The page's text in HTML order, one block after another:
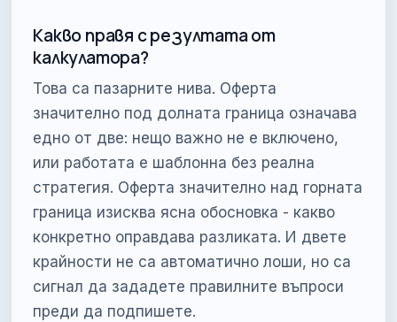
Какво правя с резултата от
калкулатора?
Това са пазарните нива. Оферта
значително под долната граница означава
едно от две: нещо важно не е включено,
или работата е шаблонна без реална
стратегия. Оферта значително над горната
граница изисква ясна обосновка - какво
конкретно оправдава разликата. И двете
крайности не са автоматично лоши, но са
сигнал да зададете правилните въпроси
преди да подпишете.